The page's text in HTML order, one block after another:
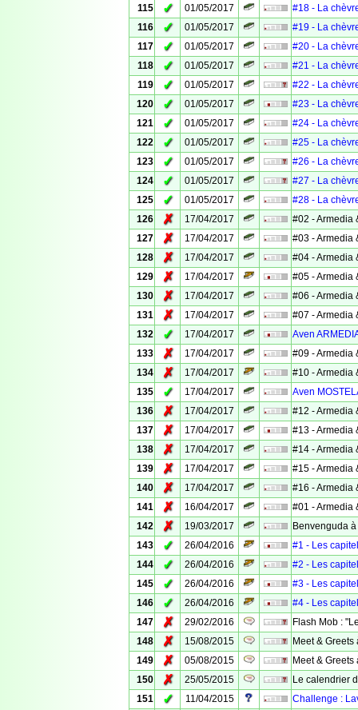
115
✓ 01/05/2017
#18 - La
116
✓ 01/05/2017
#19 - La
117
✓ 01/05/2017
#20 - La
118
✓ 01/05/2017
#21 - La
119
✓ 01/05/2017
#22 - La
120
✓ 01/05/2017
#23 - La
121
✓ 01/05/2017
#24 - La
122
✓ 01/05/2017
#25 - La
123
✓ 01/05/2017
#26 - La
124
✓ 01/05/2017
#27 - La
125
✓ 01/05/2017
#28 - La
126
✗ 17/04/2017
#02 - Armedia
127
✗ 17/04/2017
#03 - Armedia
128
✗ 17/04/2017
#04 - Armedia
129
✗ 17/04/2017
#05 - Armedia
130
✗ 17/04/2017
#06 - Armedia
131
✗ 17/04/2017
#07 - Armedia
132
✓ 17/04/2017
Aven
133
✗ 17/04/2017
#09 - Armedia
134
✗ 17/04/2017
#10 - Armedia
135
✓ 17/04/2017
Aven
136
✗ 17/04/2017
#12 - Armedia
137
✗ 17/04/2017
#13 - Armedia
138
✗ 17/04/2017
#14 - Armedia
139
✗ 17/04/2017
#15 - Armedia
140
✗ 17/04/2017
#16 - Armedia
141
✗ 16/04/2017
#01 - Armedia
142
✗ 19/03/2017
Benvenguda
143
✓ 26/04/2016
#1 - Les
144
✓ 26/04/2016
#2 - Les
145
✓ 26/04/2016
#3 - Les
146
✓ 26/04/2016
#4 - Les
147
✗ 29/02/2016
Flash Mob :
148
✗ 15/08/2015
Meet &
149
✗ 05/08/2015
Meet &
150
✗ 25/05/2015
Le calendrier
151
✓ 11/04/2015
Challenge :